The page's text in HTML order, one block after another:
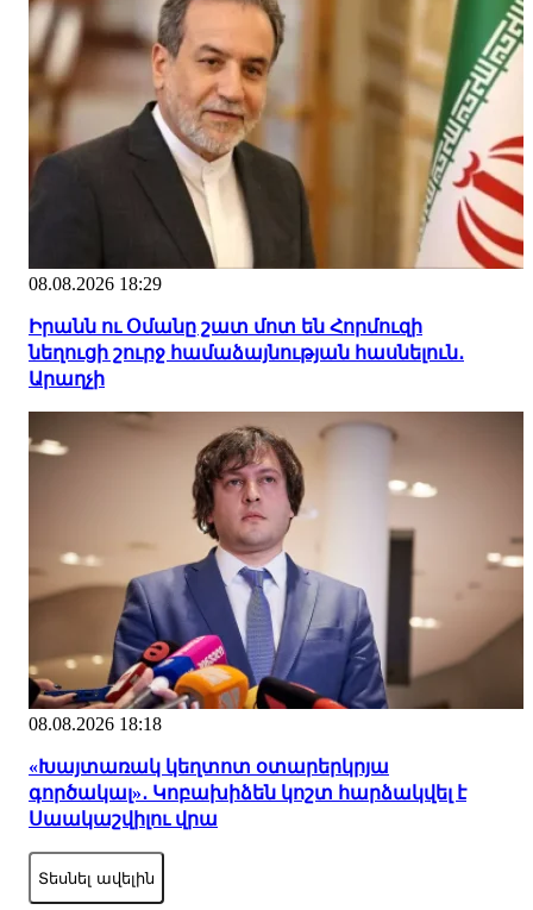
08.08.2026 18:29
Իրանն ու Օմանը շատ մոտ են Հորմուզի
նեղուցի շուրջ համաձայնության հասնելուն․
Արաղչի
08.08.2026 18:18
«Խայտառակ կեղտոտ օտարերկրյա
գործակալ»․ Կոբախիձեն կոշտ հարձակվել է
Սաակաշվիլու վրա
Տեսնել ավելին